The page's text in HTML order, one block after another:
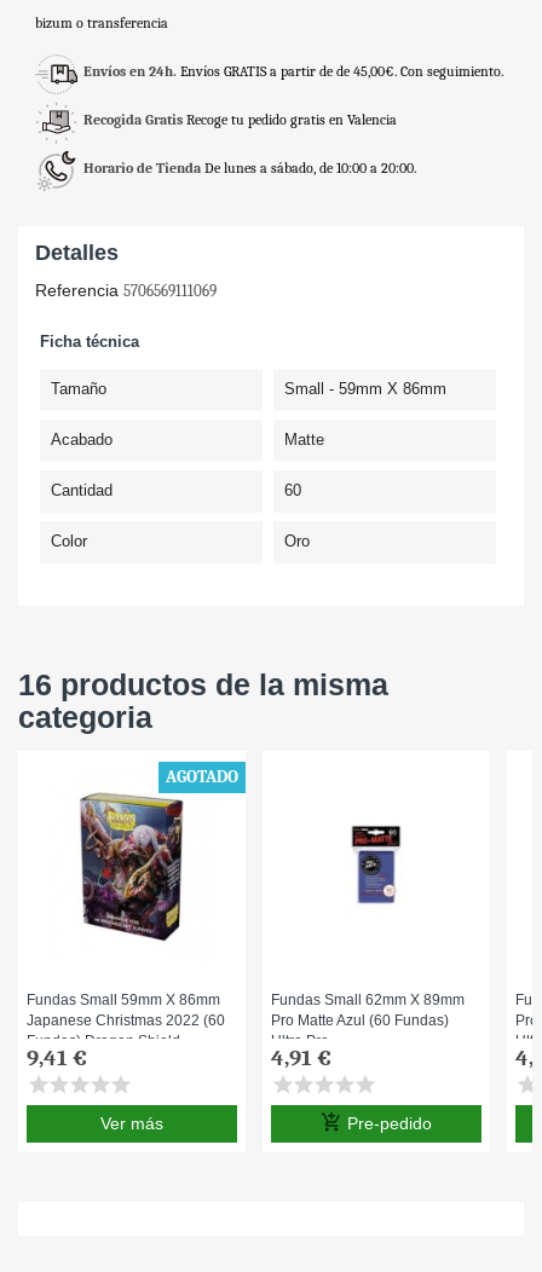
bizum o transferencia
Envíos en 24h. Envíos GRATIS a partir de de 45,00€. Con seguimiento.
Recogida Gratis Recoge tu pedido gratis en Valencia
Horario de Tienda De lunes a sábado, de 10:00 a 20:00.
Detalles
Referencia 5706569111069
Ficha técnica
Tamaño Small - 59mm X 86mm
Acabado Matte
Cantidad 60
Color Oro
16 productos de la misma
categoria
Fundas Small 59mm X 86mm
Japanese Christmas 2022 (60
Fundas) Dragon Shield
9,41 €
starstarstarstarstar
Ver más
AGOTADO
Fundas Small 62mm X 89mm
Pro Matte Azul (60 Fundas)
Ultra Pro.
4,91 €
starstarstarstarstar
add_shopping_cart Pre-pedido
star